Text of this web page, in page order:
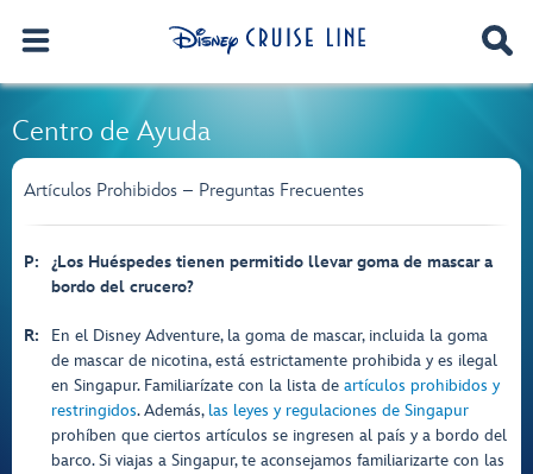
Centro de Ayuda
Artículos Prohibidos – Preguntas Frecuentes
P:
¿Los Huéspedes tienen permitido llevar goma de mascar a
bordo del crucero?
R:
En el Disney Adventure, la goma de mascar, incluida la goma
de mascar de nicotina, está estrictamente prohibida y es ilegal
en Singapur. Familiarízate con la lista de artículos prohibidos y
restringidos. Además, las leyes y regulaciones de Singapur
prohíben que ciertos artículos se ingresen al país y a bordo del
barco. Si viajas a Singapur, te aconsejamos familiarizarte con las